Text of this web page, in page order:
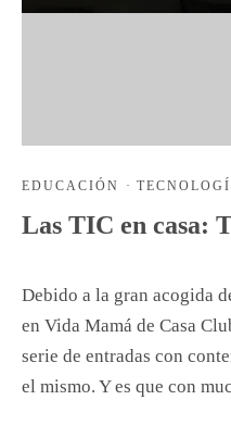
EDUCACIÓN ·
Las TIC en casa:
Debido a la gran acogida
en Vida Mamá de Casa
serie de entradas con
el mismo. Y es que con